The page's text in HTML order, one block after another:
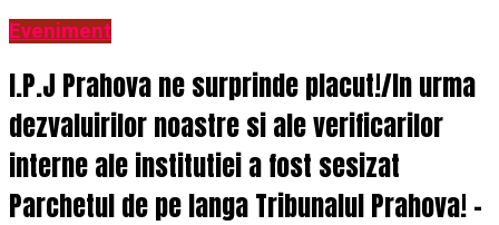
Eveniment
I.P.J Prahova ne surprinde placut!/In urma
dezvaluirilor noastre si ale verificarilor
interne ale institutiei a fost sesizat
Parchetul de pe langa Tribunalul Prahova! –